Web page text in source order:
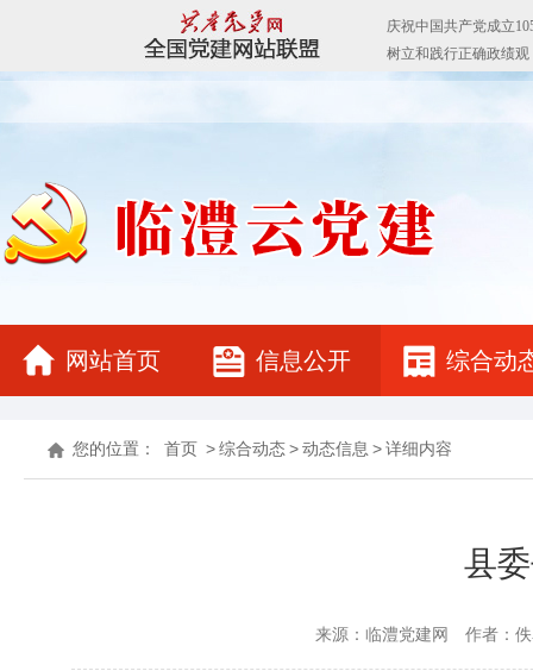
网站首页 信息公开 综合动
您的位置： 首页 >综合动态>动态信息 >详细内容
县
来源：临澧党建网 作者：